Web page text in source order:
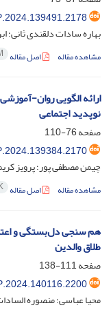
بهاره سادات دلقندی ثانی؛
مشاهده مقاله اصل مقاله
ارائه الگویی روان-
نوپدید اجتماعی
صفحه76-110
چیمن مصطفی پور؛ پرویز
مشاهده مقاله اصل مقاله
هم سنجی دل‌بستگی و
طلاق والدین
صفحه111-138
محیا عباسی؛ منصوره